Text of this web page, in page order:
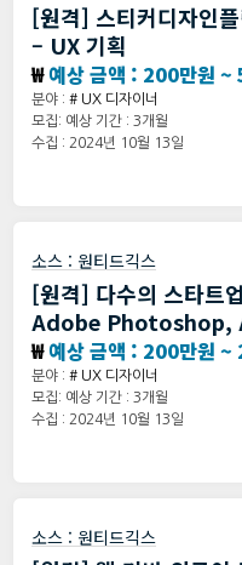
[원격] 스티커디자인
– UX 기획
₩예상 금액 : 200만원 ~
분야 : # UX 디자이너
모집: 예상 기간 : 3개월
수집 : 2024년 10월 13일
소스 : 원티드긱스
[원격] 다수의 스타트
Adobe
₩예상 금액 : 200만원 ~
분야 : # UX 디자이너
모집: 예상 기간 : 3개월
수집 : 2024년 10월 13일
소스 : 원티드긱스